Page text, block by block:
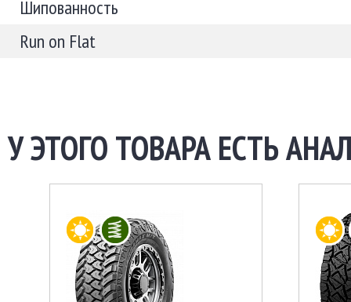
Шипованность
Run on Flat
У ЭТОГО ТОВАРА ЕСТЬ